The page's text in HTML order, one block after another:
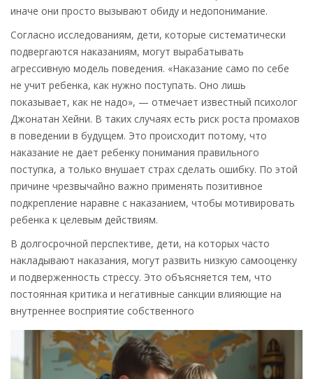
иначе они просто вызывают обиду и недопонимание.
Согласно исследованиям, дети, которые систематически
подвергаются наказаниям, могут вырабатывать
агрессивную модель поведения. «Наказание само по себе
не учит ребенка, как нужно поступать. Оно лишь
показывает, как не надо», — отмечает известный психолог
Джонатан Хейни. В таких случаях есть риск роста промахов
в поведении в будущем. Это происходит потому, что
наказание не дает ребенку понимания правильного
поступка, а только внушает страх сделать ошибку. По этой
причине чрезвычайно важно применять позитивное
подкрепление наравне с наказанием, чтобы мотивировать
ребенка к целевым действиям.
В долгосрочной перспективе, дети, на которых часто
накладывают наказания, могут развить низкую самооценку
и подверженность стрессу. Это объясняется тем, что
постоянная критика и негативные санкции влияющие на
внутреннее восприятие собственного